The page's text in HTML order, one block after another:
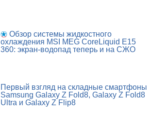
Обзор системы жидкостного
охлаждения MSI MEG CoreLiquid E15
360: экран-водопад теперь и на СЖО
Первый взгляд на складные смартфоны
Samsung Galaxy Z Fold8, Galaxy Z Fold8
Ultra и Galaxy Z Flip8